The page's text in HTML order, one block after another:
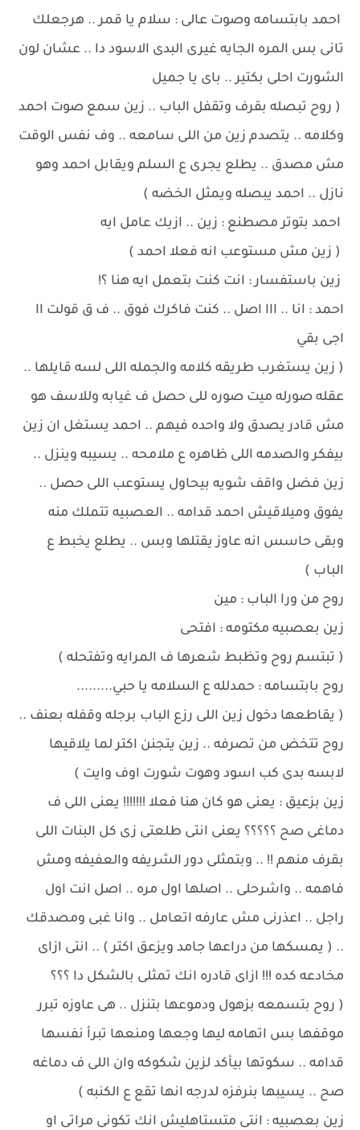
احمد بابتسامه وصوت عالى : سلام يا قمر .. هرجعلك
تانى بس المره الجايه غيرى البدى الاسود دا .. عشان لون
الشورت احلى بكتير .. باى يا جميل
( روح تبصله بقرف وتقفل الباب .. زين سمع صوت احمد
وكلامه .. يتصدم زين من اللى سامعه .. وف نفس الوقت
مش مصدق .. يطلع يجرى ع السلم ويقابل احمد وهو
نازل .. احمد يبصله ويمثل الخضه )
احمد بتوتر مصطنع : زين .. ازيك عامل ايه
( زين مش مستوعب انه فعلا احمد )
زين باستفسار : انت كنت بتعمل ايه هنا ؟!
احمد : انا .. ااا اصل .. كنت فاكرك فوق .. ف ق قولت اا
اجى بقي
( زين يستغرب طريقه كلامه والجمله اللى لسه قايلها ..
عقله صورله ميت صوره للى حصل ف غيابه وللاسف هو
مش قادر يصدق ولا واحده فيهم .. احمد يستغل ان زين
بيفكر والصدمه اللى ظاهره ع ملامحه .. يسيبه وينزل ..
زين فضل واقف شويه بيحاول يستوعب اللى حصل ..
يفوق وميلاقيش احمد قدامه .. العصبيه تتملك منه
وبقى حاسس انه عاوز يقتلها وبس .. يطلع يخبط ع
الباب )
روح من ورا الباب : مين
زين بعصبيه مكتومه : افتحى
( تبتسم روح وتظبط شعرها ف المرايه وتفتحله )
روح بابتسامه : حمدلله ع السلامه يا حبي.........
( يقاطعها دخول زين اللى رزع الباب برجله وقفله بعنف ..
روح تتخض من تصرفه .. زين يتجنن اكتر لما يلاقيها
لابسه بدى كب اسود وهوت شورت اوف وايت )
زين بزعيق : يعنى هو كان هنا فعلا !!!!!!! يعنى اللى ف
دماغى صح ؟؟؟؟؟ يعنى انتى طلعتى زى كل البنات اللى
بقرف منهم !! .. وبتمثلى دور الشريفه والعفيفه ومش
فاهمه .. واشرحلى .. اصلها اول مره .. اصل انت اول
راجل .. اعذرنى مش عارفه اتعامل .. وانا غبى ومصدقك
.. ( يمسكها من دراعها جامد ويزعق اكتر ) .. انتى ازاى
مخادعه كده !!! ازاى قادره انك تمثلى بالشكل دا ؟؟؟
( روح بتسمعه بزهول ودموعها بتنزل .. هى عاوزه تبرر
موقفها بس اتهامه ليها وجعها ومنعها تبرأ نفسها
قدامه .. سكوتها بيأكد لزين شكوكه وان اللى ف دماغه
صح .. يسيبها بنرفزه لدرجه انها تقع ع الكنبه )
زين بعصبيه : انتى متستاهليش انك تكونى مراتى او